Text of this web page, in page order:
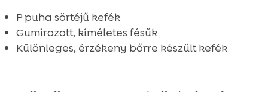
P puha sörtéjű kefék
Gumírozott, kíméletes fésűk
Különleges, érzékeny bőrre készült kefék